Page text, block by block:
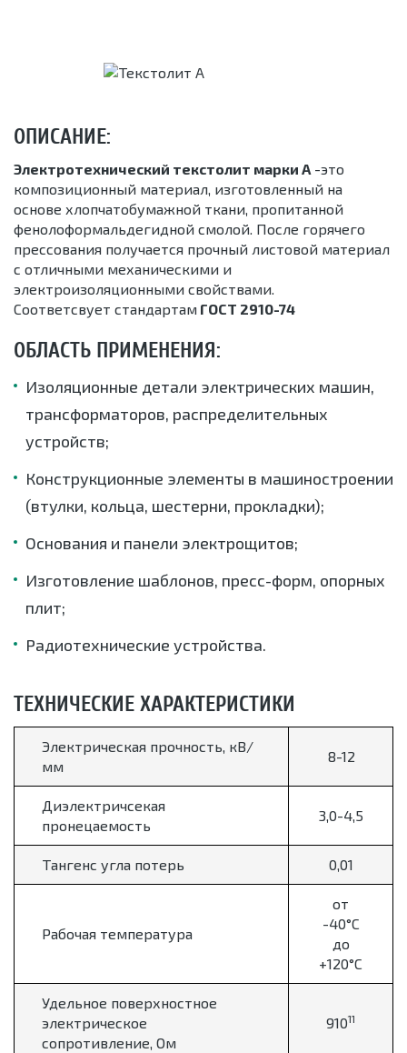
ОПИСАНИЕ:
Электротехнический текстолит марки А -это
композиционный материал, изготовленный на
основе хлопчатобумажной ткани, пропитанной
фенолоформальдегидной смолой. После горячего
прессования получается прочный листовой материал
с отличными механическими и
электроизоляционными свойствами.
Соответсвует стандартам ГОСТ 2910-74
ОБЛАСТЬ ПРИМЕНЕНИЯ:
Изоляционные детали электрических машин,
трансформаторов, распределительных
устройств;
Конструкционные элементы в машиностроении
(втулки, кольца, шестерни, прокладки);
Основания и панели электрощитов;
Изготовление шаблонов, пресс-форм, опорных
плит;
Радиотехнические устройства.
ТЕХНИЧЕСКИЕ ХАРАКТЕРИСТИКИ
Электрическая прочность, кВ/
мм
8-12
Диэлектричсекая
пронецаемость
3,0-4,5
Тангенс угла потерь 0,01
Рабочая температура
от
-40°С
до
+120°С
Удельное поверхностное
электрическое
сопротивление, Ом
91011